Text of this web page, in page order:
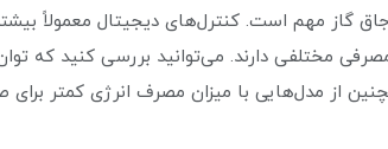
گاز مهم است. کنترل‌های دیجیتال معمولاً
مختلفی دارند. می‌توانید بررسی کنید که
از مدل‌هایی با میزان مصرف انرژی کمتر برای